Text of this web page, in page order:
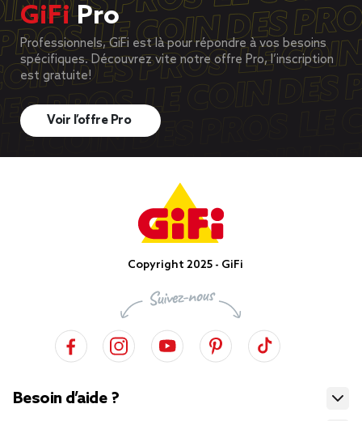
GiFiPro
Professionnels, GiFi est là pour répondre à vos besoins
spécifiques. Découvrez vite notre offre Pro, l’inscription
est gratuite!
Voir l’offre Pro
Copyright 2025 - GiFi
Besoin d’aide ?